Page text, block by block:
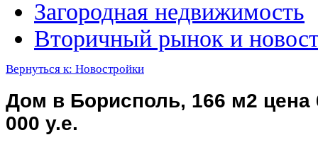
Загородная недвижимость
Вторичный рынок и
Вернуться к: Новостройки
Дом в Борисполь, 166 м2 цена
000 у.е.